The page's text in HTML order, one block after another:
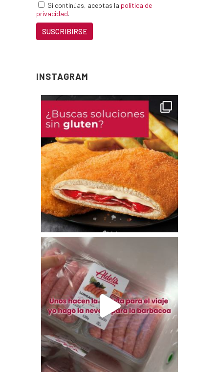
Si continúas, aceptas la política de
privacidad.
INSTAGRAM